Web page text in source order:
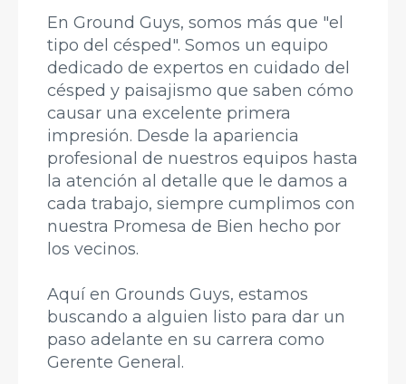
En Ground Guys, somos más que "el
tipo del césped". Somos un equipo
dedicado de expertos en cuidado del
césped y paisajismo que saben cómo
causar una excelente primera
impresión. Desde la apariencia
profesional de nuestros equipos hasta
la atención al detalle que le damos a
cada trabajo, siempre cumplimos con
nuestra Promesa de Bien hecho por
los vecinos.
Aquí en Grounds Guys, estamos
buscando a alguien listo para dar un
paso adelante en su carrera como
Gerente General.